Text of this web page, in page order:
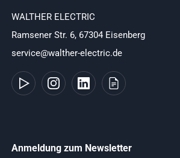
WALTHER ELECTRIC
Ramsener Str. 6, 67304 Eisenberg
service@walther-electric.de
Anmeldung zum Newsletter